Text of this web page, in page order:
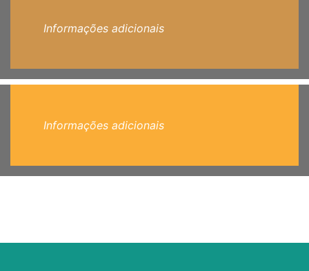
Informações adicionais
Informações adicionais